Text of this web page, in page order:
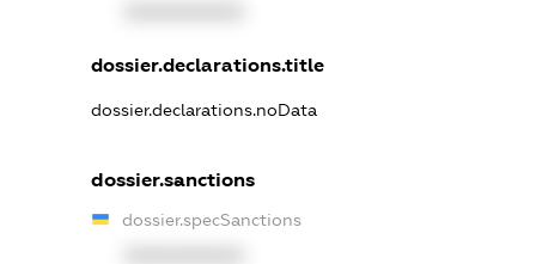
dossier.declarations.title
dossier.declarations.noData
dossier.sanctions
dossier.specSanctions